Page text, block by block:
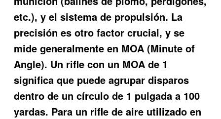
etc.), y el sistema de propulsión. La
precisión es otro factor crucial, y se
mide generalmente en MOA (Minute of
Angle). Un rifle con un MOA de 1
significa que puede agrupar disparos
dentro de un círculo de 1 pulgada a 100
yardas. Para un rifle de aire utilizado en